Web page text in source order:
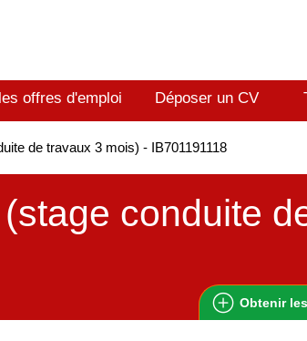
offres d'emploi Déposer un CV
de travaux 3 mois) - IB701191118
conduite
Obtenir les